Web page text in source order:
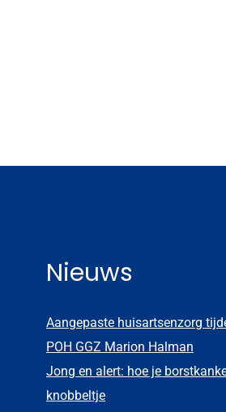
Nieuws
Aangepaste huisartsenzorg
POH GGZ Marion Halman
Jong en alert: hoe je
knobbeltje